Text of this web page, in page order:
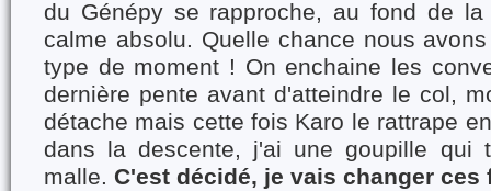
du Génépy se rapproche, au fond de
calme absolu. Quelle chance nous
type de moment ! On enchaine les
dernière pente avant d'atteindre le col,
détache mais cette fois Karo le rattrape
dans la descente, j'ai une goupille qui
malle. C'est décidé, je vais changer ces